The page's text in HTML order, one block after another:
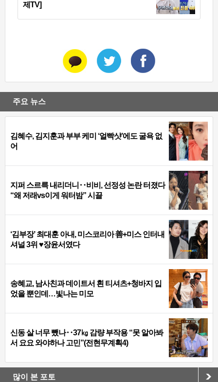
제TV]
주요 뉴스
김혜수, 김지훈과 부부 케미 ‘얼빡샷’에도 굴욕 없
어
지퍼 스르륵 내리더니‥비비, 선정성 논란 터졌다
“왜 저래vs이게 워터밤” 시끌
‘김부장’ 최대훈 아내, 미스코리아 善+미스 인터내
셔널 3위 ♥장윤서였다
송혜교, 남사친과 데이트서 흰 티셔츠+청바지 입
었을 뿐인데…빛나는 미모
신동 살 너무 뺐나‥37㎏ 감량 부작용 “못 알아봐
서 요요 와야하나 고민”(전현무계획4)
많이 본 포토